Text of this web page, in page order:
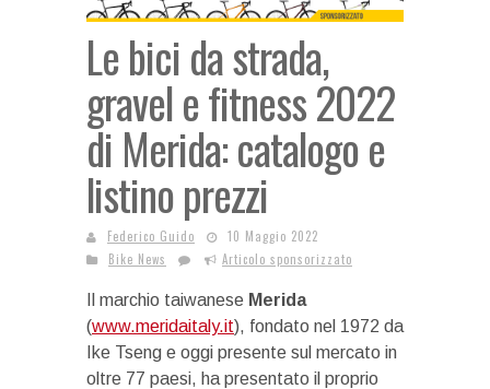
Le bici da strada,
gravel e fitness 2022
di Merida: catalogo e
listino prezzi
Federico Guido
10 Maggio 2022
Bike News
Articolo sponsorizzato
Il marchio taiwanese Merida
(www.meridaitaly.it), fondato nel 1972 da
Ike Tseng e oggi presente sul mercato in
oltre 77 paesi, ha presentato il proprio